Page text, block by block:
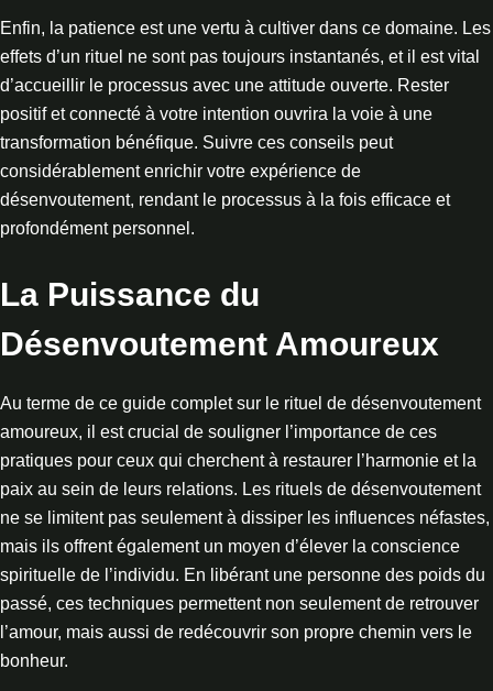
Enfin, la patience est une vertu à cultiver dans ce domaine. Les
effets d’un rituel ne sont pas toujours instantanés, et il est vital
d’accueillir le processus avec une attitude ouverte. Rester
positif et connecté à votre intention ouvrira la voie à une
transformation bénéfique. Suivre ces conseils peut
considérablement enrichir votre expérience de
désenvoutement, rendant le processus à la fois efficace et
profondément personnel.
La Puissance du
Désenvoutement Amoureux
Au terme de ce guide complet sur le rituel de désenvoutement
amoureux, il est crucial de souligner l’importance de ces
pratiques pour ceux qui cherchent à restaurer l’harmonie et la
paix au sein de leurs relations. Les rituels de désenvoutement
ne se limitent pas seulement à dissiper les influences néfastes,
mais ils offrent également un moyen d’élever la conscience
spirituelle de l’individu. En libérant une personne des poids du
passé, ces techniques permettent non seulement de retrouver
l’amour, mais aussi de redécouvrir son propre chemin vers le
bonheur.